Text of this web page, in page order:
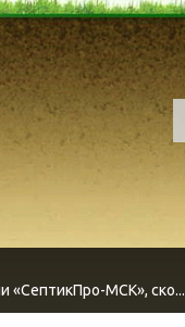
«СептикПро-МСК», ско...